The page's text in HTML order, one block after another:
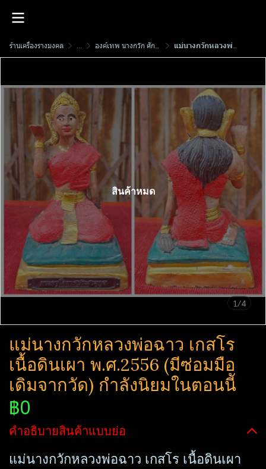
ร้านเครื่องรางมงคล ... องค์เทพ นางกวัก ศักดิ์สิทธิ์ แม่นางกวักหลวงพ่อฉาว เก​สโร​ เนื้อดินเผา พ.ศ.2556 (มีซ่อมมือเดิมจากวัด) กำลังนิยมในตอนนีั
1/4
สินค้าหมด
แม่นางกวักหลวงพ่อฉาว เก​สโร​
เนื้อดินเผา พ.ศ.2556 (มีซ่อมมือ
เดิมจากวัด) กำลังนิยมในตอนนีั
฿0
คำอธิบายสินค้าแบบย่อ
แม่นางกวักหลวงพ่อฉาว เก​สโร​ เนื้อดินเผา